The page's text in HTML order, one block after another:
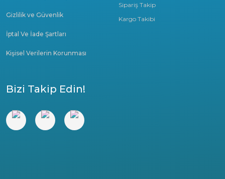
Sipariş Takip
Kargo Takibi
Gizlilik ve Güvenlik
İptal Ve İade Şartları
Kişisel Verilerin Korunması
Bizi Takip Edin!